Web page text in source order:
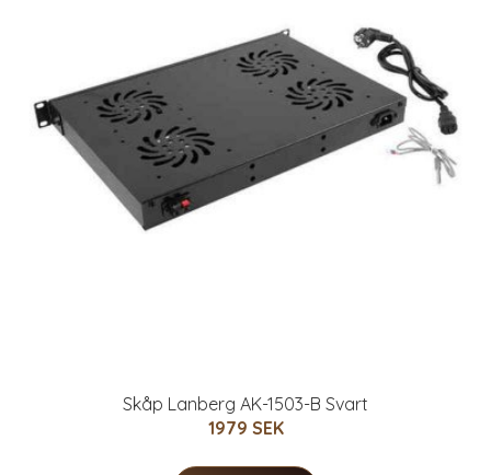
Skåp Lanberg AK-1503-B Svart
1979 SEK